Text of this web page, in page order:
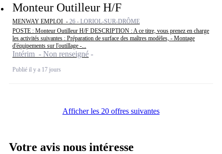
Monteur Outilleur H/F
MENWAY EMPLOI - 26 - LORIOL-SUR-DRÔME
POSTE : Monteur Outilleur H/F DESCRIPTION : A ce titre, vous prenez en charge
les activités suivantes : Préparation de surface des maîtres modèles, - Montage
d'équipements sur l'outillage -...
Intérim - Non renseigné
Publié il y a 17 jours
Afficher les 20 offres suivantes
Votre avis nous intéresse